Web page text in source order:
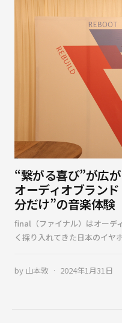
“繋がる喜び”が広
オーディオブラン
分だけ”の音楽体験
final（ファイナル）はオーデ
く採り入れてきた日本のイヤ
by 山本敦 2024年1月31日